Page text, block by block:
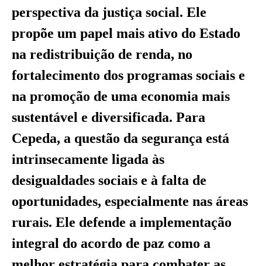
perspectiva da justiça social. Ele
propõe um papel mais ativo do Estado
na redistribuição de renda, no
fortalecimento dos programas sociais e
na promoção de uma economia mais
sustentável e diversificada. Para
Cepeda, a questão da segurança está
intrinsecamente ligada às
desigualdades sociais e à falta de
oportunidades, especialmente nas áreas
rurais. Ele defende a implementação
integral do acordo de paz como a